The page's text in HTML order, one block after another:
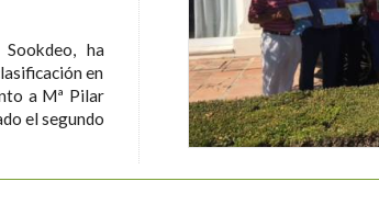
ha
en
a Mª Pilar
el segundo